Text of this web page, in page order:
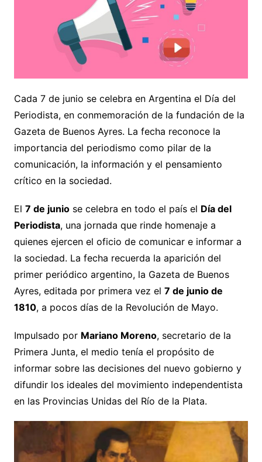
Cada 7 de junio se celebra en Argentina el Día del
Periodista, en conmemoración de la fundación de la
Gazeta de Buenos Ayres. La fecha reconoce la
importancia del periodismo como pilar de la
comunicación, la información y el pensamiento
crítico en la sociedad.
El 7 de juniose celebra en todo el país el Día del
Periodista, una jornada que rinde homenaje a
quienes ejercen el oficio de comunicar e informar a
la sociedad. La fecha recuerda la aparición del
primer periódico argentino, la Gazeta de Buenos
Ayres, editada por primera vez el 7 de junio de
1810, a pocos días de la Revolución de Mayo.
Impulsado por Mariano Moreno, secretario de la
Primera Junta, el medio tenía el propósito de
informar sobre las decisiones del nuevo gobierno y
difundir los ideales del movimiento independentista
en las Provincias Unidas del Río de la Plata.